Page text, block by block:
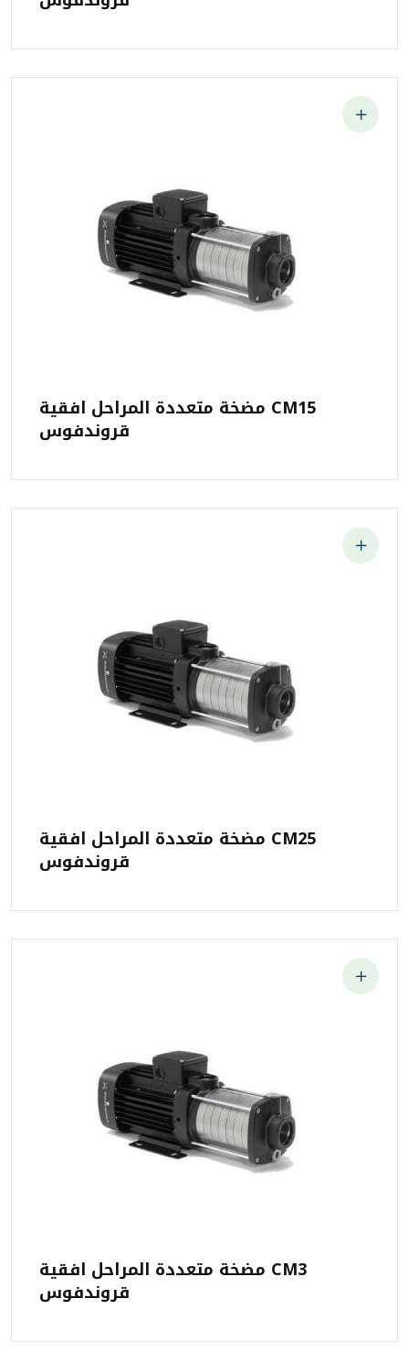
مضخة متعددة المراحل افقية CM15
قروندفوس
مضخة متعددة المراحل افقية CM25
قروندفوس
مضخة متعددة المراحل افقية CM3
قروندفوس